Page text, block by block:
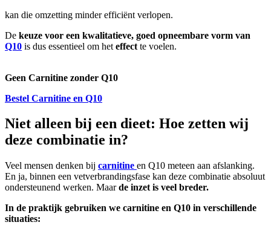
kan die omzetting minder efficiënt verlopen.
De keuze voor een kwalitatieve, goed opneembare vorm van
Q10 is dus essentieel om het effect te voelen.
Geen Carnitine zonder Q10
Bestel Carnitine en Q10
Niet alleen bij een dieet: Hoe zetten wij
deze combinatie in?
Veel mensen denken bij carnitine en Q10 meteen aan afslanking.
En ja, binnen een vetverbrandingsfase kan deze combinatie absoluut
ondersteunend werken. Maarde inzet is veel breder.
In de praktijk gebruiken we carnitine en Q10 in verschillende
situaties: